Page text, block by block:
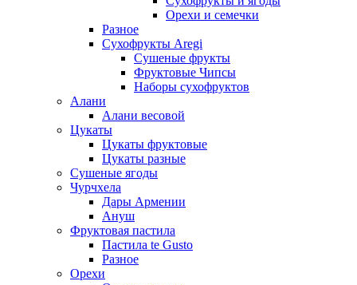
Орехи и семечки
Разное
Сухофрукты Aregi
Сушеные фрукты
Фруктовые Чипсы
Наборы сухофруктов
Алани
Алани весовой
Цукаты
Цукаты фруктовые
Цукаты разные
Сушеные ягоды
Чурчхела
Дары Армении
Ануш
Фруктовая пастила
Пастила te Gusto
Разное
Орехи